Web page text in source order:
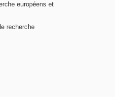
européens et
recherche